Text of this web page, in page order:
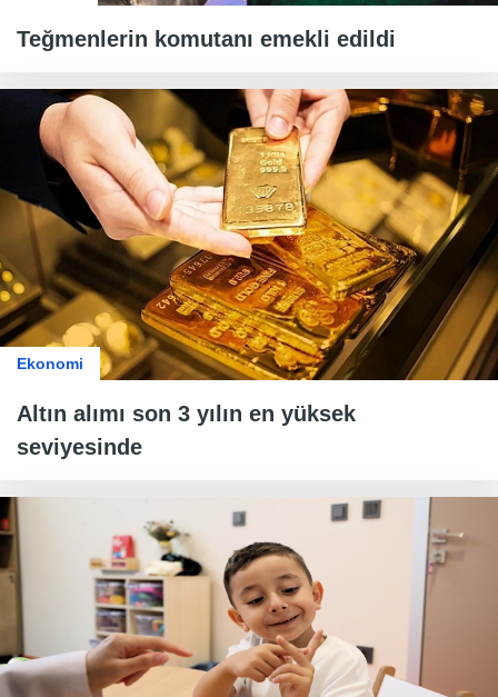
Teğmenlerin komutanı emekli edildi
Ekonomi
Altın alımı son 3 yılın en yüksek
seviyesinde